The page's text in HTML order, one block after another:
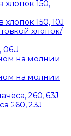
хлопок 150,
150, 10J
хлопок/
06U
на молнии
на молнии
260, 63J
260, 23J